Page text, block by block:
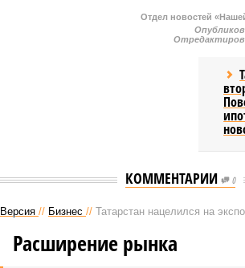
Отдел новостей
КОММЕНТАРИИ 0
Версия // Бизнес // Татарстан нацелился на
Расширение рынка